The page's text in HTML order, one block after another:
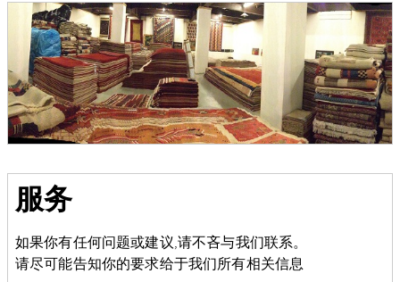
服务
如果你有任何问题或建议,请不吝与我们联系。
请尽可能告知你的要求给于我们所有相关信息